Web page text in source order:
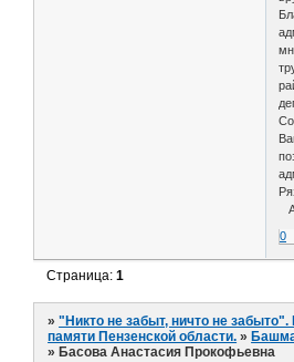
0
Страница:1
»"Никто не забыт, ничто не забыто".
памяти Пензенской области. »
» Басова Анастасия Прокофьевна